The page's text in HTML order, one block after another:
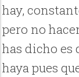
hay,
pero no
has dicho es
haya pues